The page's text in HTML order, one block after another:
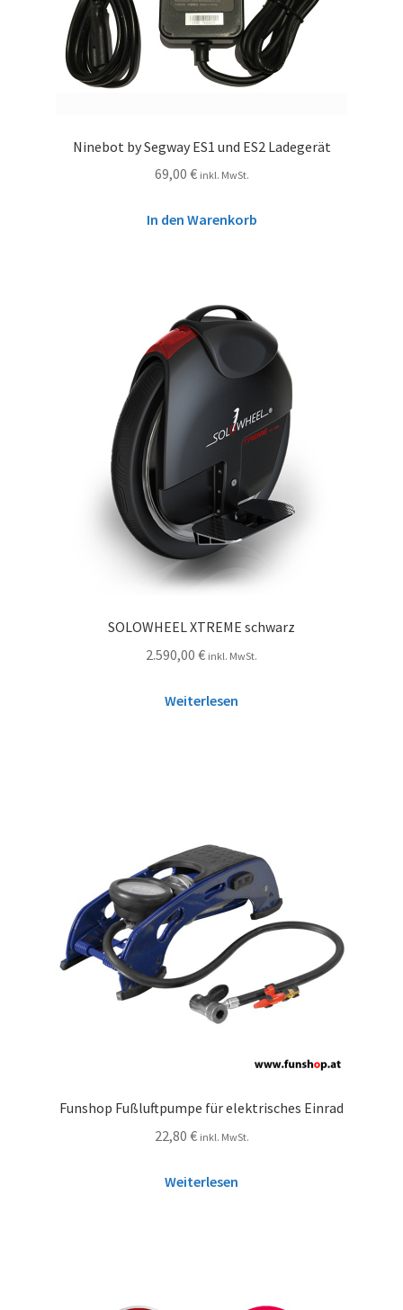
Ninebot by Segway ES1 und ES2 Ladegerät
69,00 € inkl. MwSt.
In den Warenkorb
SOLOWHEEL XTREME schwarz
2.590,00 € inkl. MwSt.
Weiterlesen
Funshop Fußluftpumpe für elektrisches Einrad
22,80 € inkl. MwSt.
Weiterlesen